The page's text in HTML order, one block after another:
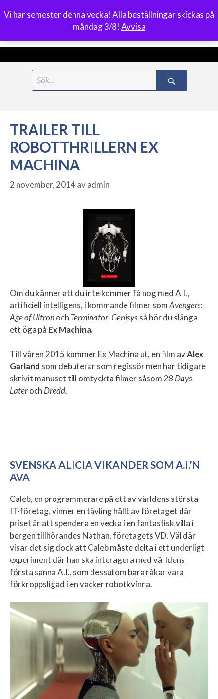
Vi har semester denna vecka! Alla beställningar skickas på
måndag 3/8! Avvisa
0
Meny
TRAILER TILL
ROBOTTHRILLERN EX
MACHINA
2 november, 2014avadmin
Om du känner att du inte kommer få nog med A.I.,
artificiell intelligens, i kommande filmer somAvengers:
Age of Ultron och Terminator: Genisysså bör du slänga
ett öga på Ex Machina.
Till våren 2015 kommer Ex Machina ut, en film avAlex
Garland som debuterar som regissör men har tidigare
skrivit manuset till omtyckta filmer såsom 28 Days
Lateroch Dredd.
SVENSKA ALICIA VIKANDER SOM A.I.’N
AVA
Caleb, en programmerare på ett av världens största
IT-företag, vinner en tävling hållt av företaget där
priset är att spendera en vecka i en fantastisk villa i
bergen tillhörandes Nathan, företagets VD. Väl där
visar det sig dock att Caleb måste delta i ett underligt
experiment där han ska interagera med världens
första sanna A.I., som dessutom bara råkar vara
förkroppsligad i en vacker robotkvinna.